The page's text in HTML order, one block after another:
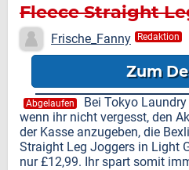
Fleece Straight
Light Grey Marl für
Frische_Fanny Redaktion
Zum
Abgelaufen
Bei Tokyo
wenn ihr nicht vergesst, den
der Kasse anzugeben, die
Straight Leg Joggers in Light
nur £12,99. Ihr spart somit